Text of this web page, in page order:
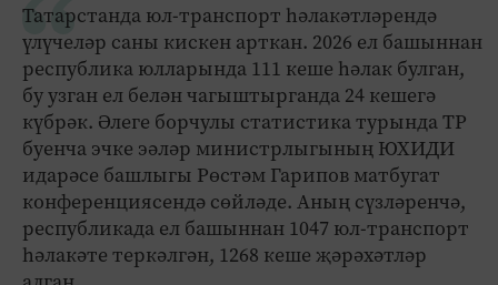
Татарстанда юл-транспорт һәлакәтләрендә
үлүчеләр саны кискен арткан. 2026 ел башыннан
республика юлларында 111 кеше һәлак булган,
бу узган ел белән чагыштырганда 24 кешегә
күбрәк. Әлеге борчулы статистика турында ТР
буенча эчке эәләр министрлыгының ЮХИДИ
идарәсе башлыгы Рөстәм Гарипов матбугат
конференциясендә сөйләде. Аның сүзләренчә,
республикада ел башыннан 1047 юл-транспорт
һәлакәте теркәлгән, 1268 кеше җәрәхәтләр